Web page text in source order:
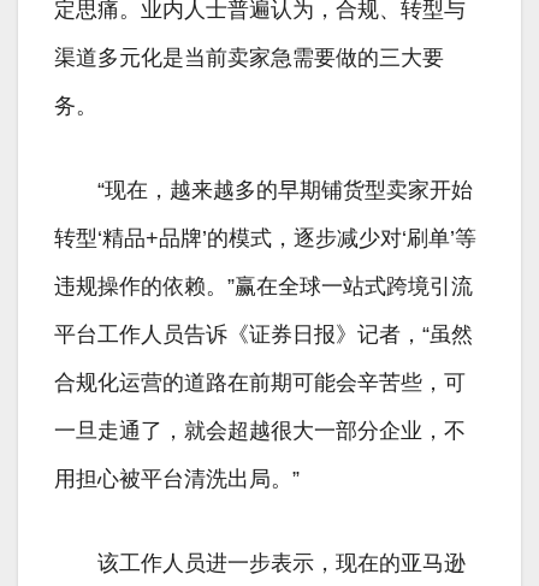
定思痛。业内人士普遍认为，合规、转型与
渠道多元化是当前卖家急需要做的三大要
务。
“现在，越来越多的早期铺货型卖家开始
转型‘精品+品牌’的模式，逐步减少对‘刷单’等
违规操作的依赖。”赢在全球一站式跨境引流
平台工作人员告诉《证券日报》记者，“虽然
合规化运营的道路在前期可能会辛苦些，可
一旦走通了，就会超越很大一部分企业，不
用担心被平台清洗出局。”
该工作人员进一步表示，现在的亚马逊